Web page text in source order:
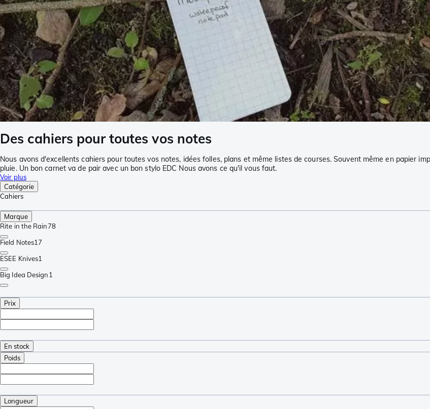
Des cahiers pour toutes vos notes
Nous avons d'excellents cahiers pour toutes vos notes, idées folles, plans et même listes de courses. Souvent même en papier
pluie. Un bon carnet va de pair avec un bon stylo EDC Nous avons ce qu'il vous faut.
Voir plus
Catégorie
Cahiers
Marque
Rite in the Rain78
Field Notes17
ESEE Knives1
Big Idea Design1
Prix
En stock
Poids
Longueur